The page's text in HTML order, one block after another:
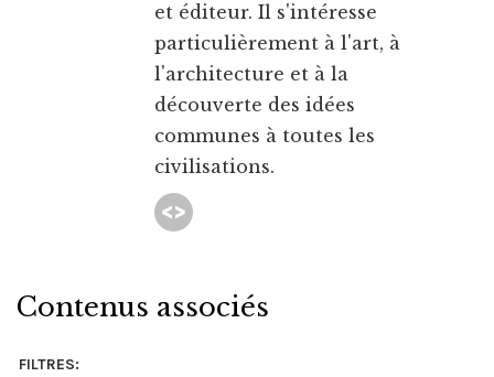
et éditeur. Il s'intéresse
particulièrement à l'art, à
l'architecture et à la
découverte des idées
communes à toutes les
civilisations.
Contenus associés
FILTRES: